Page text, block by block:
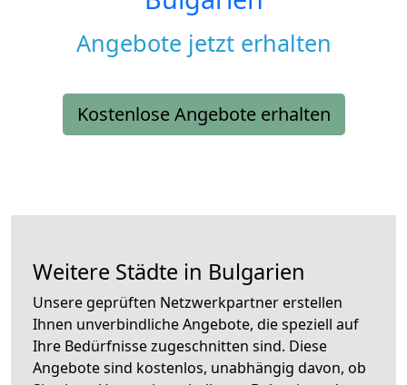
Angebote jetzt erhalten
Kostenlose Angebote erhalten
Weitere Städte in Bulgarien
Unsere geprüften Netzwerkpartner erstellen
Ihnen unverbindliche Angebote, die speziell auf
Ihre Bedürfnisse zugeschnitten sind. Diese
Angebote sind kostenlos, unabhängig davon, ob